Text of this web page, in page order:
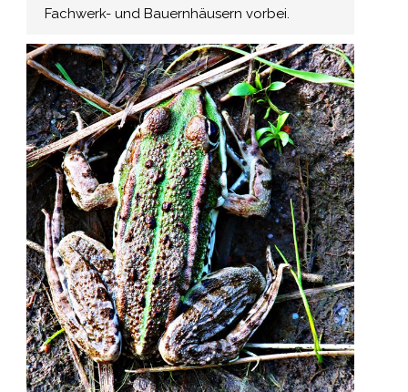
Fachwerk- und Bauernhäusern vorbei.